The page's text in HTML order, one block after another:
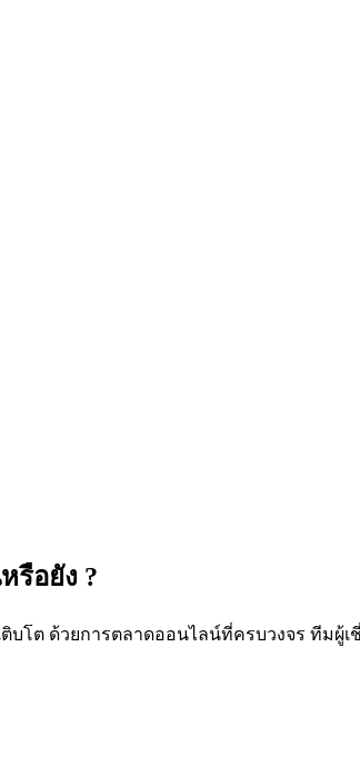
รือยัง ?
ติบโต ด้วยการตลาดออนไลน์ที่ครบวงจร